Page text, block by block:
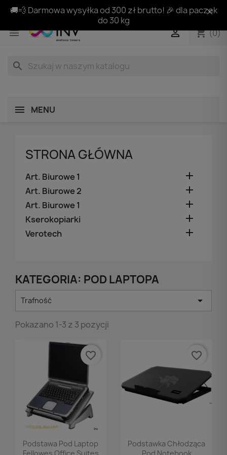
🚚💨 Darmowa wysyłka od 300 zł brutto! 🎉 dla paczek
do 30 kg
 shopping_cart(0)

search
MENU
STRONA GŁÓWNA
Art. Biurowe 1 
Art. Biurowe 2 
Art. Biurowe 1 
Kserokopiarki 
Verotech 
KATEGORIA: POD LAPTOPA
Trafność 
Pokazano 1-3 z 3 pozycji
Podgląd
Podstawa Pod Laptop
favorite_border
Podgląd
Podstawka Chłodząca
favorite_border